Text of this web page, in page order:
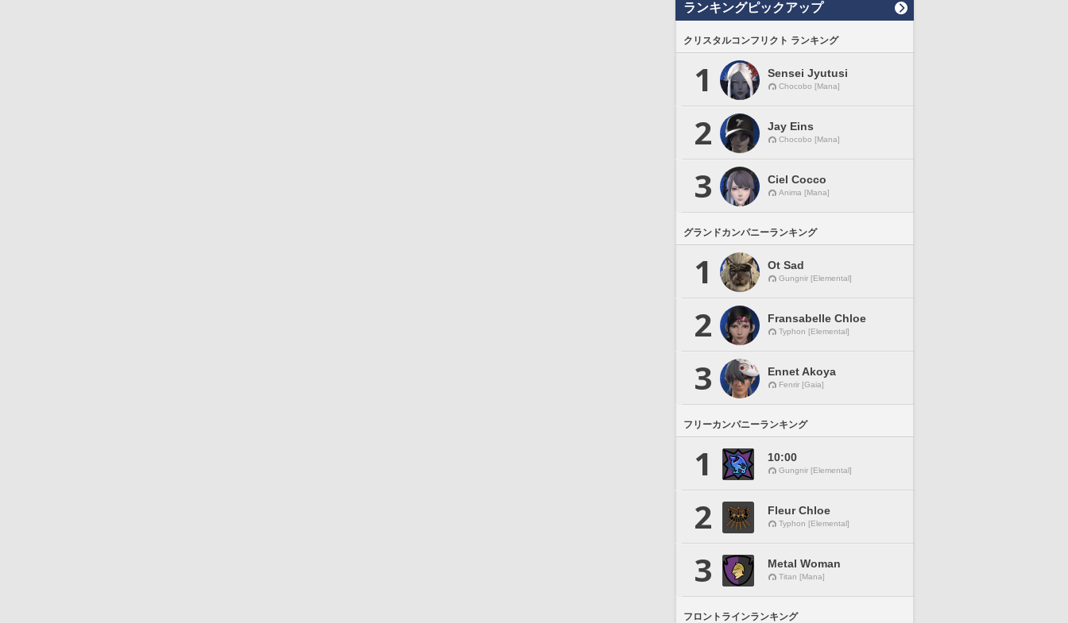
ランキングピックアップ
クリスタルコンフリクト ランキング
1 Sensei Jyutusi
Chocobo [Mana]
2 Jay Eins
Chocobo [Mana]
3 Ciel Cocco
Anima [Mana]
グランドカンパニーランキング
1 Ot Sad
Gungnir [Elemental]
2 Fransabelle Chloe
Typhon [Elemental]
3 Ennet Akoya
Fenrir [Gaia]
フリーカンパニーランキング
1 10:00
Gungnir [Elemental]
2 Fleur Chloe
Typhon [Elemental]
3 Metal Woman
Titan [Mana]
フロントラインランキング